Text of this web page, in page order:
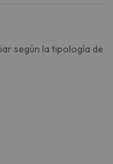
según la tipología de